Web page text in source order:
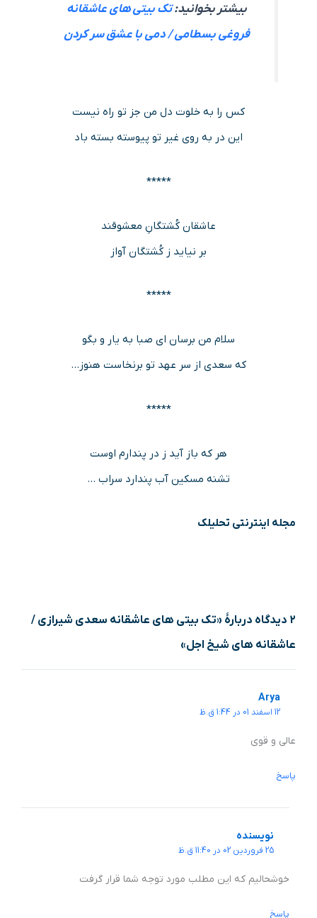
بیشتر بخوانید:تک بیتی های عاشقانه
فروغی بسطامی / دمی با عشق سر کردن
کس را به خلوت دل من جز تو راه نیست
این در به روی غیر تو پیوسته بسته باد
*****
عاشقان کُشتگانِ معشوقند
بر نیاید ز کُشتگان آواز
*****
سلام من برسان ای صبا به یار و بگو
که سعدی از سر عهد تو برنخاست هنوز…
*****
هر که باز آید ز در پندارم اوست
تشنه مسکین آب پندارد سراب …
مجله اینترنتی تحلیلک
2 دیدگاه دربارهٔ «تک بیتی های عاشقانه سعدی شیرازی /
عاشقانه های شیخ اجل»
Arya
12 اسفند 01 در 1:44 ق.ظ
عالی و قوی
پاسخ
نویسنده
25 فروردین 02 در 11:40 ق.ظ
خوشحالیم که این مطلب مورد توجه شما قرار گرفت
پاسخ